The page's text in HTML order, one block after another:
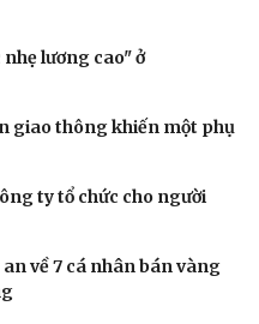
lương cao" ở
giao thông khiến một phụ
ty tổ chức cho người
về 7 cá nhân bán vàng